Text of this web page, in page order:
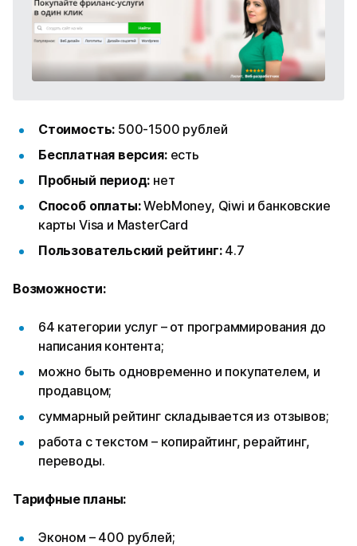
Стоимость: 500-1500 рублей
Бесплатная версия:есть
Пробный период: нет
Способ оплаты:WebMoney, Qiwi и банковские
карты Visa и MasterCard
Пользовательский рейтинг:4.7
Возможности:
64 категории услуг – от программирования до
написания контента;
можно быть одновременно и покупателем, и
продавцом;
суммарный рейтинг складывается из отзывов;
работа с текстом – копирайтинг, рерайтинг,
переводы.
Тарифные планы:
Эконом – 400 рублей;